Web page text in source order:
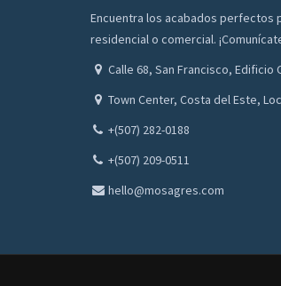
Encuentra los acabados perfectos
residencial o comercial.
Calle 68, San Francisco, Edificio
Town Center, Costa del Este,
+(507) 282-0188
+(507) 209-0511
hello@mosagres.com